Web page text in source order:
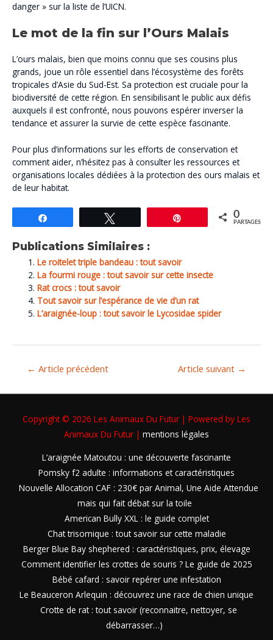
danger » sur la liste de l’UICN.
Le mot de la fin sur l’Ours Malais
L’ours malais, bien que moins connu que ses cousins plus
grands, joue un rôle essentiel dans l’écosystème des forêts
tropicales d’Asie du Sud-Est. Sa protection est cruciale pour la
biodiversité de cette région. En sensibilisant le public aux défis
auxquels il est confronté, nous pouvons espérer inverser la
tendance et assurer la survie de cette espèce fascinante.
Pour plus d’informations sur les efforts de conservation et
comment aider, n’hésitez pas à consulter les ressources et
organisations locales dédiées à la protection des ours malais et
de leur habitat.
0
PARTAGES
Publications Similaires :
Le roitelet triple bandeau : tout savoir
La fourmi rouge : tout savoir sur cette insecte
Rat crocs : tout savoir
Tout savoir sur l’espérance de vie d’un rat
L’araignée-loup : tout savoir le Lycosidae spider
← Article précédent Article suivant →
Copyright © 2026 Les Animaux Du Futur | Powered by Les
Animaux Du Futur | mentions légales
L’araignée Matoutou : une découverte fascinante
Pomsky f2 adulte : informations et caractéristiques
Nouvelle Allocation CAF : 230€ par Animal, Une Aide Attendue
mais qui fait débat sur la toile
American Bully XXL : le guide complet
Chat trisomique : tout savoir sur cette maladie
Berger Blue Bay shephered : caractéristiques, prix, élevage
Comment identifier les crottes de souris ? Le guide de 2025
Bébé cafard : savoir repérer une infestation
Le Beauceron Arlequin : découvrez une race de chien unique
Crotte de rat : tout savoir (reconnaitre, nettoyer, se
débarrasser…)